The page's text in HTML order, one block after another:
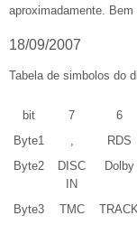
aproximadamente.
18/09/2007
Tabela de simbolos do
bit 7 6
Byte1
, RDS
Byte2
DISC
IN
Dolby
Byte3 TMC